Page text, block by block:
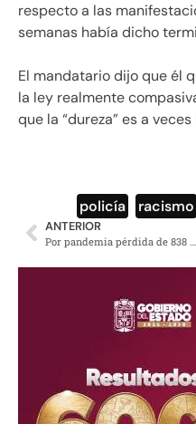
respecto a las
semanas había dicho
El mandatario dijo que él
la ley realmente
que la “dureza” es a
policía racismo
ANTERIOR